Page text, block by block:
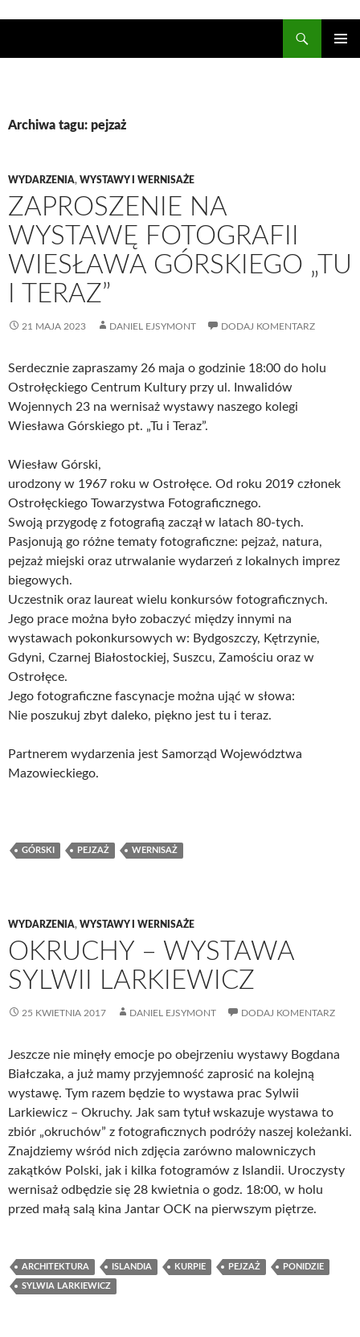
Archiwa tagu: pejzaż
WYDARZENIA, WYSTAWY I WERNISAŻE
ZAPROSZENIE NA
WYSTAWĘ FOTOGRAFII
WIESŁAWA GÓRSKIEGO „TU
I TERAZ”
21 MAJA 2023 DANIEL EJSYMONT DODAJ KOMENTARZ
Serdecznie zapraszamy 26 maja o godzinie 18:00 do holu
Ostrołęckiego Centrum Kultury przy ul. Inwalidów
Wojennych 23 na wernisaż wystawy naszego kolegi
Wiesława Górskiego pt. „Tu i Teraz”.
Wiesław Górski,
urodzony w 1967 roku w Ostrołęce. Od roku 2019 członek
Ostrołęckiego Towarzystwa Fotograficznego.
Swoją przygodę z fotografią zaczął w latach 80-tych.
Pasjonują go różne tematy fotograficzne: pejzaż, natura,
pejzaż miejski oraz utrwalanie wydarzeń z lokalnych imprez
biegowych.
Uczestnik oraz laureat wielu konkursów fotograficznych.
Jego prace można było zobaczyć między innymi na
wystawach pokonkursowych w: Bydgoszczy, Kętrzynie,
Gdyni, Czarnej Białostockiej, Suszcu, Zamościu oraz w
Ostrołęce.
Jego fotograficzne fascynacje można ująć w słowa:
Nie poszukuj zbyt daleko, piękno jest tu i teraz.
Partnerem wydarzenia jest Samorząd Województwa
Mazowieckiego.
GÓRSKI PEJZAŻ WERNISAŻ
WYDARZENIA, WYSTAWY I WERNISAŻE
OKRUCHY – WYSTAWA
SYLWII LARKIEWICZ
25 KWIETNIA 2017 DANIEL EJSYMONT DODAJ KOMENTARZ
Jeszcze nie minęły emocje po obejrzeniu wystawy Bogdana
Białczaka, a już mamy przyjemność zaprosić na kolejną
wystawę. Tym razem będzie to wystawa prac Sylwii
Larkiewicz – Okruchy. Jak sam tytuł wskazuje wystawa to
zbiór „okruchów” z fotograficznych podróży naszej koleżanki.
Znajdziemy wśród nich zdjęcia zarówno malowniczych
zakątków Polski, jak i kilka fotogramów z Islandii. Uroczysty
wernisaż odbędzie się 28 kwietnia o godz. 18:00, w holu
przed małą salą kina Jantar OCK na pierwszym piętrze.
ARCHITEKTURA ISLANDIA KURPIE PEJZAŻ PONIDZIE
SYLWIA LARKIEWICZ